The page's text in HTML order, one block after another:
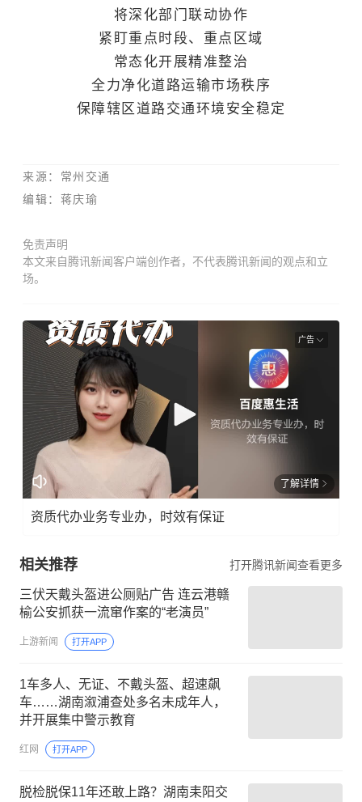
将深化部门联动协作
紧盯重点时段、重点区域
常态化开展精准整治
全力净化道路运输市场秩序
保障辖区道路交通环境安全稳定
来源：常州交通
编辑：蒋庆瑜
免责声明
本文来自腾讯新闻客户端创作者，不代表腾讯新闻的观点和立
场。
广告
了解详情
资质代办业务专业办，时效有保证
相关推荐 打开腾讯新闻查看更多
三伏天戴头盔进公厕贴广告 连云港赣
榆公安抓获一流窜作案的“老演员”
上游新闻 打开APP
1车多人、无证、不戴头盔、超速飙
车……湖南溆浦查处多名未成年人，
并开展集中警示教育
红网 打开APP
脱检脱保11年还敢上路？湖南耒阳交